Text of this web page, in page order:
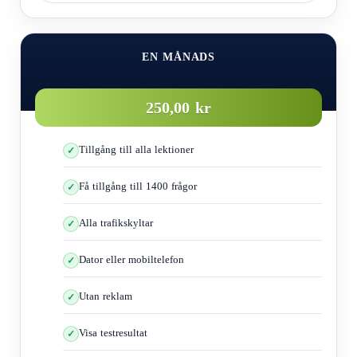
EN MÅNADS
250,00 kr
Tillgång till alla lektioner
Få tillgång till 1400 frågor
Alla trafikskyltar
Dator eller mobiltelefon
Utan reklam
Visa testresultat